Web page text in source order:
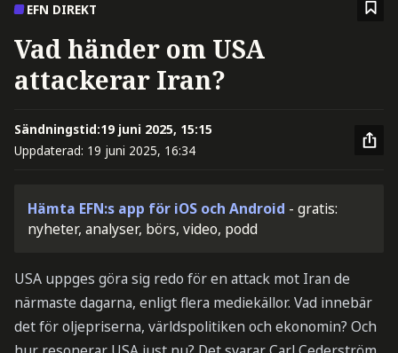
EFN DIREKT
Vad händer om USA
attackerar Iran?
Sändningstid:19 juni 2025, 15:15
Uppdaterad: 19 juni 2025, 16:34
Hämta EFN:s app för iOS och Android - gratis:
nyheter, analyser, börs, video, podd
USA uppges göra sig redo för en attack mot Iran de
närmaste dagarna, enligt flera mediekällor. Vad innebär
det för oljepriserna, världspolitiken och ekonomin? Och